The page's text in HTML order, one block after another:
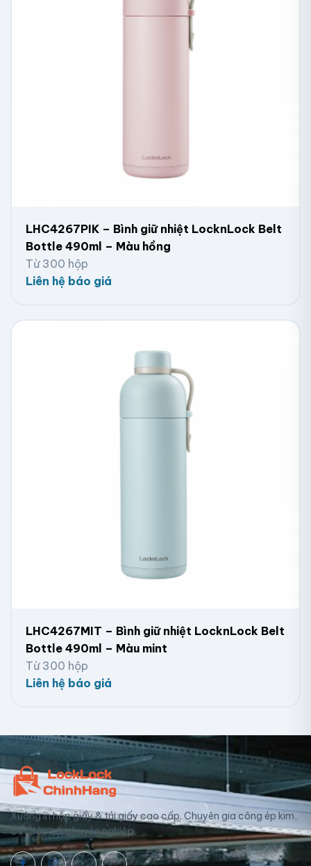
LHC4267PIK – Bình giữ nhiệt LocknLock Belt
Bottle 490ml – Màu hồng
Từ 300 hộp
Liên hệ báo giá
LHC4267MIT – Bình giữ nhiệt LocknLock Belt
Bottle 490ml – Màu mint
Từ 300 hộp
Liên hệ báo giá
Xưởng in hộp giấy & túi giấy cao cấp. Chuyên gia công ép kim,
UV, dập nổi chuyên nghiệp.